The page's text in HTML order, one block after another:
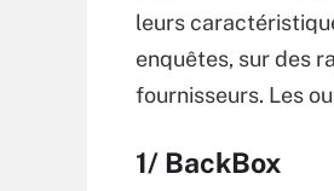
leurs
enquêtes, sur des
fournisseurs. Les
1/ BackBox